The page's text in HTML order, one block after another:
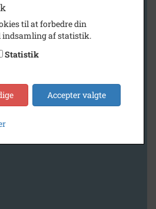
til at forbedre din
indsamling af statistik.
Statistik
Accepter valgte